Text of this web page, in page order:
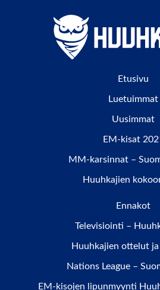
Etusivu
Luetuimmat
Uusimmat
EM-kisat
MM-karsinnat –
Huuhkajien
Ennakot
Televisiointi –
Huuhkajien ottelut
Nations League –
EM-kisojen lipunmyynti